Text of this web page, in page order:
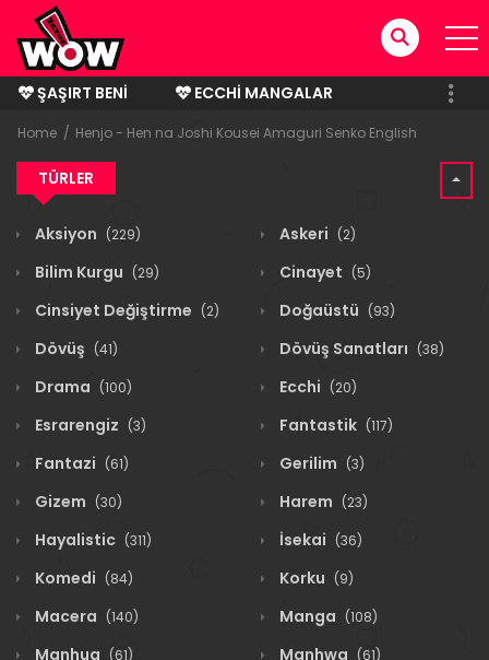
ŞAŞIRT BENI
ECCHI MANGALAR
BITMIŞ MANGALAR
Home Henjo - Hen na Joshi Kousei Amaguri Senko English
TÜRLER
Aksiyon (229) Askeri (2)
Bilim Kurgu (29) Cinayet (5)
Cinsiyet Değiştirme (2) Doğaüstü (93)
Dövüş (41) Dövüş Sanatları (38)
Drama (100) Ecchi (20)
Esrarengiz (3) Fantastik (117)
Fantazi (61) Gerilim (3)
Gizem (30) Harem (23)
Hayalistic (311) İsekai (36)
Komedi (84) Korku (9)
Macera (140) Manga (108)
Manhua (61) Manhwa (61)